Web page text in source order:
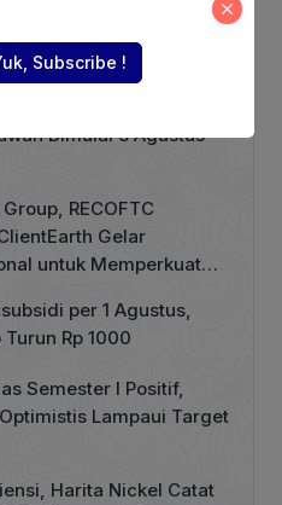
Dimulai 5 Agustus
RECOFTC
Gelar
untuk Memperkuat
per 1 Agustus,
Rp 1000
Semester I Positif,
Lampaui Target
Harita Nickel Catat
Subscribe !